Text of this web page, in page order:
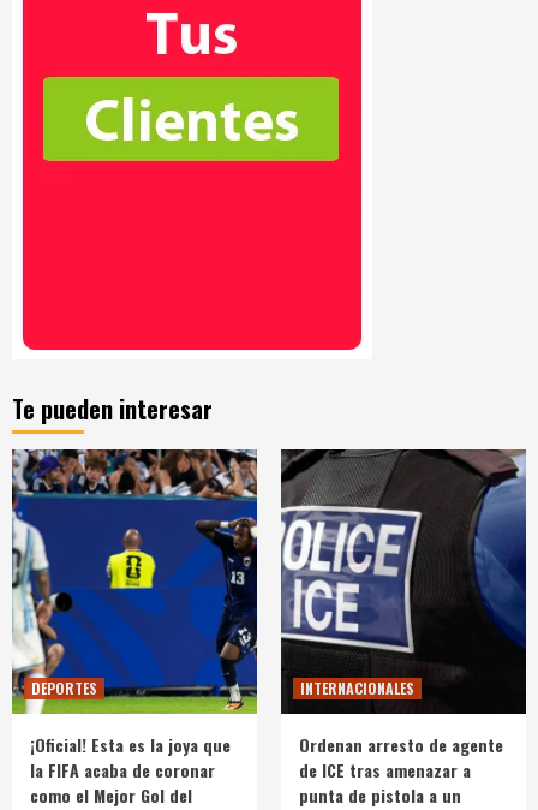
Te pueden interesar
DEPORTES
¡Oficial! Esta es la joya que
la FIFA acaba de coronar
como el Mejor Gol del
INTERNACIONALES
Ordenan arresto de agente
de ICE tras amenazar a
punta de pistola a un